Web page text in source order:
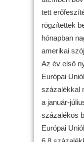
tett
rögzítettek
hónapban
amerikai
Az év első
Európai
százalékkal
a január-
százalékos
Európai